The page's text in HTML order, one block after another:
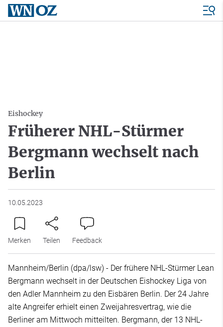
Eishockey
Früherer NHL-Stürmer
Bergmann wechselt nach
Berlin
10.05.2023
Merken Teilen Feedback
Mannheim/Berlin (dpa/lsw) - Der frühere NHL-Stürmer Lean
Bergmann wechselt in der Deutschen Eishockey Liga von
den Adler Mannheim zu den Eisbären Berlin. Der 24 Jahre
alte Angreifer erhielt einen Zweijahresvertrag, wie die
Berliner am Mittwoch mitteilten. Bergmann, der 13 NHL-